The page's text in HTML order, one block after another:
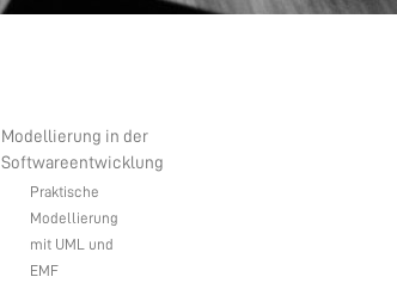
Modellierung in der
Softwareentwicklung
Praktische
Modellierung
mit UML und
EMF